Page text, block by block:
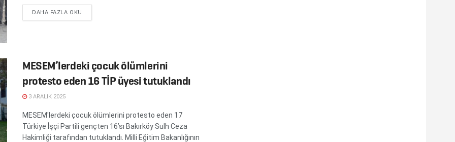
DAHA FAZLA OKU
MESEM’lerdeki çocuk ölümlerini
protesto eden 16 TİP üyesi tutuklandı
3 ARALIK 2025
MESEM'lerdeki çocuk ölümlerini protesto eden 17
Türkiye İşçi Partili gençten 16’sı Bakırköy Sulh Ceza
Hakimliği tarafından tutuklandı. Milli Eğitim Bakanlığının